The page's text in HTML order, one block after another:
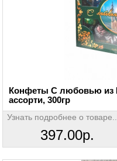
Конфеты С любовью из
ассорти, 300гр
Узнать подробнее о товаре...
397.00р.